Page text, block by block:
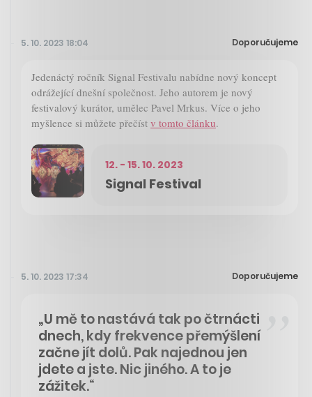
5. 10. 2023 18:04 Doporučujeme
Jedenáctý ročník Signal Festivalu nabídne nový koncept
odrážející dnešní společnost. Jeho autorem je nový
festivalový kurátor, umělec Pavel Mrkus. Více o jeho
myšlence si můžete přečíst v tomto článku.
12. - 15. 10. 2023
Signal Festival
5. 10. 2023 17:34 Doporučujeme
„U mě to nastává tak po čtrnácti
dnech, kdy frekvence přemýšlení
začne jít dolů. Pak najednou jen
jdete a jste. Nic jiného. A to je
zážitek.“